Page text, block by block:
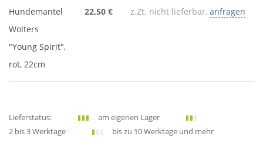
Hundemantel
Wolters
"Young Spirit",
rot, 22cm
22,50 € z.Zt. nicht lieferbar, anfragen
Lieferstatus:
am eigenen Lager
2 bis 3 Werktage
bis zu 10 Werktage und mehr